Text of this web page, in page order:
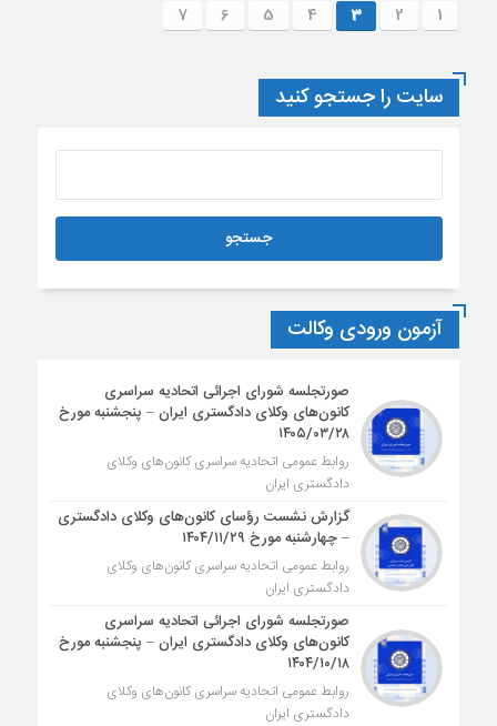
1
2
3
4
5
6
7
سایت را جستجو کنید
آزمون ورودی وکالت
صورتجلسه شورای اجرائی اتحادیه سراسری
کانون‌های وکلای دادگستری ایران – پنجشنبه مورخ
۱۴۰۵/۰۳/۲۸
روابط عمومی اتحادیه سراسری کانون‌های وکلای
دادگستری ایران
گزارش نشست رؤسای کانون‌های وکلای دادگستری
– چهارشنبه مورخ ۱۴۰۴/۱۱/۲۹
روابط عمومی اتحادیه سراسری کانون‌های وکلای
دادگستری ایران
صورتجلسه شورای اجرائی اتحادیه سراسری
کانون‌های وکلای دادگستری ایران – پنجشنبه مورخ
۱۴۰۴/۱۰/۱۸
روابط عمومی اتحادیه سراسری کانون‌های وکلای
دادگستری ایران